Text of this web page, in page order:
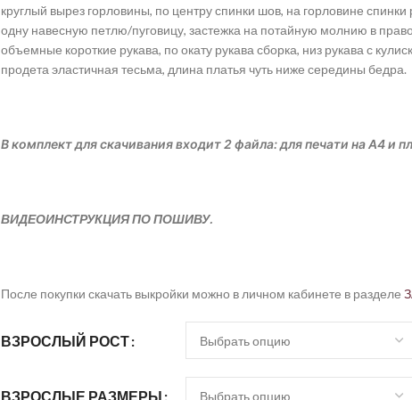
круглый вырез горловины, по центру спинки шов, на горловине спинки
одну навесную петлю/пуговицу, застежка на потайную молнию в
объемные короткие рукава, по окату рукава сборка, низ рукава с
продета эластичная тесьма, длина платья чуть ниже середины бедра.
В комплект для скачивания входит 2 файла: для печати на А4 и
ВИДЕОИНСТРУКЦИЯ ПО ПОШИВУ.
После покупки скачать выкройки можно в личном кабинете в разделе
ВЗРОСЛЫЙ РОСТ
ВЗРОСЛЫЕ РАЗМЕРЫ